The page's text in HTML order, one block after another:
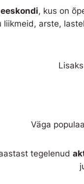
, kus on
arste,
Väga
tegelenud